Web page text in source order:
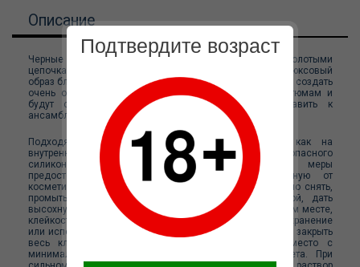
Описание
Черные сатиновые пэстисы, соединенные тремя золотыми
цепочками выполненных каскадом – лаконичный и люксовый
образ благодаря всего одному элементу! С ними можно создать
очень оригинальный образ, подойдут ко многим костюмам и
будут смотреться очень дорого, достаточно добавить к
ансамблю кружевные трусики, чулки и туфли.
Подходят для многоразового использования так как на
внутреннюю сторону нанесен слой качественного и безопасного
силиконового клея. Использование, хранение, меры
предосторожности: Наклеивать на кожу, очищенную от
косметических средств. После использования аккуратно снять,
промыть внутреннюю сторону пэстисов теплой водой, дать
высохнуть натуральным образом в тени, в не запыленном месте,
клейкость восстановится и пэстисы можно убирать на хранение
или использовать повторно. Для хранения необходимо закрыть
весь клейкий слой чистой пленкой, положить в место с
минимальным количеством пыли и солнечного света. При
Подтвердите возраст